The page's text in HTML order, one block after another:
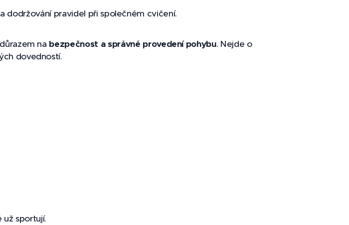
dodržování pravidel při společném cvičení.
na bezpečnost a správné provedení pohybu. Nejde o
dovedností.
sportují.